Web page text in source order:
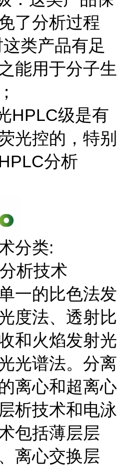
了分析过程
类产品有足
能用于分子生
HPLC级是有
光控的，特别
分析
分类:
析技术
一的比色法发
度法、透射比
和火焰发射光
光谱法。分离
离心和超离心
析技术和电泳
包括薄层层
离心交换层